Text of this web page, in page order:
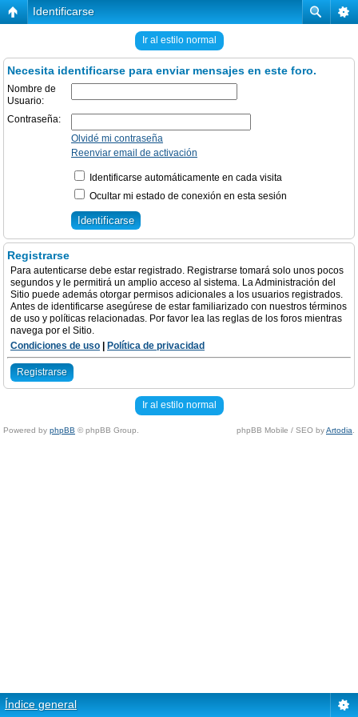
Identificarse
Ir al estilo normal
Necesita identificarse para enviar mensajes en este foro.
Nombre de
Usuario:
Contraseña:
Olvidé mi contraseña
Reenviar email de activación
Identificarse automáticamente en cada visita
Ocultar mi estado de conexión en esta sesión
Registrarse
Para autenticarse debe estar registrado. Registrarse tomará solo unos pocos
segundos y le permitirá un amplio acceso al sistema. La Administración del
Sitio puede además otorgar permisos adicionales a los usuarios registrados.
Antes de identificarse asegúrese de estar familiarizado con nuestros términos
de uso y políticas relacionadas. Por favor lea las reglas de los foros mientras
navega por el Sitio.
Condiciones de uso
Política de privacidad
Registrarse
Ir al estilo normal
Powered by phpBB © phpBB Group. phpBB Mobile / SEO byArtodia
Índice general